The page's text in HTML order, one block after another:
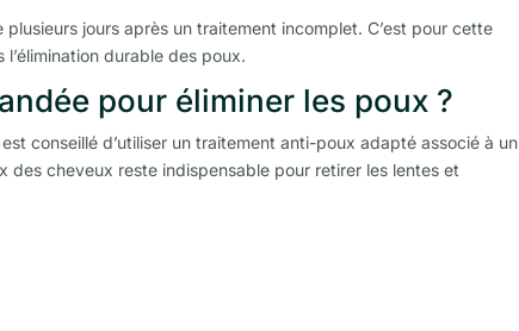
jours après un traitement incomplet. C’est pour cette
durable des poux.
pour éliminer les poux ?
conseillé d’utiliser un traitement anti-poux adapté associé à un
cheveux reste indispensable pour retirer les lentes et